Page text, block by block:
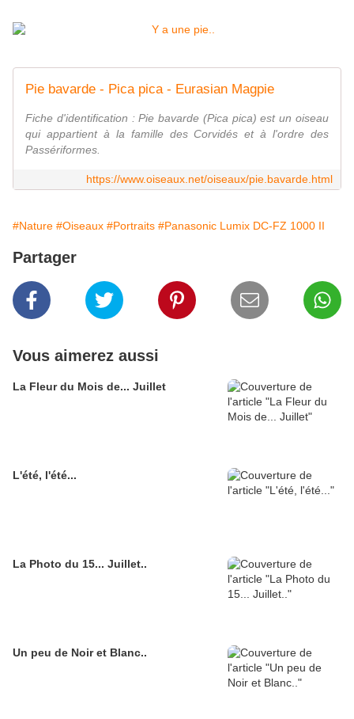
Pie bavarde - Pica pica - Eurasian Magpie
Fiche d'identification : Pie bavarde (Pica pica) est un oiseau
qui appartient à la famille des Corvidés et à l'ordre des
Passériformes.
https://www.oiseaux.net/oiseaux/pie.bavarde.html
#Nature #Oiseaux #Portraits #Panasonic Lumix DC-FZ 1000 II
Partager
Vous aimerez aussi
La Fleur du Mois de... Juillet
L'été, l'été...
La Photo du 15... Juillet..
Un peu de Noir et Blanc..